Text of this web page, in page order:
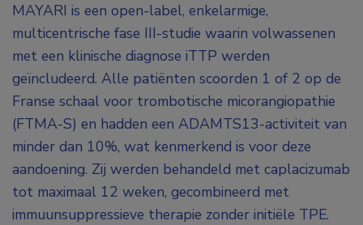
MAYARI is een open-label, enkelarmige,
multicentrische fase III-studie waarin volwassenen
met een klinische diagnose iTTP werden
geïncludeerd. Alle patiënten scoorden 1 of 2 op de
Franse schaal voor trombotische micorangiopathie
(FTMA-S) en hadden een ADAMTS13-activiteit van
minder dan 10%, wat kenmerkend is voor deze
aandoening. Zij werden behandeld met caplacizumab
tot maximaal 12 weken, gecombineerd met
immuunsuppressieve therapie zonder initiële TPE.